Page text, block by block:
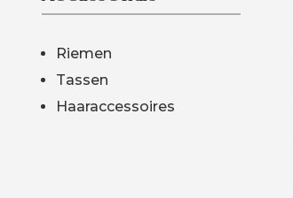
Riemen
Tassen
Haaraccessoires